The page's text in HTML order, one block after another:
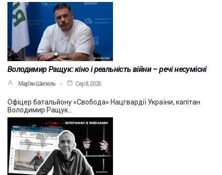
Володимир Ращук: кіно і реальність війни – речі несумісні
Мар’ян Шепель Сер 8, 2026
Офіцер батальйону «Свобода» Нацгвардії України, капітан
Володимир Ращук…